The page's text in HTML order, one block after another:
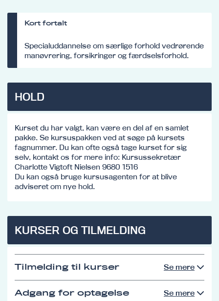
Kort fortalt
Specialuddannelse om særlige forhold vedrørende
manøvrering, forsikringer og færdselsforhold.
HOLD
Kurset du har valgt, kan være en del af en samlet
pakke. Se kursuspakken ved at søge på kursets
fagnummer. Du kan ofte også tage kurset for sig
selv, kontakt os for mere info: Kursussekretær
Charlotte Vigtoft Nielsen 9680 1516
Du kan også bruge kursusagenten for at blive
adviseret om nye hold.
KURSER OG TILMELDING
Tilmelding til kurser Se mere
Adgang for optagelse Se mere